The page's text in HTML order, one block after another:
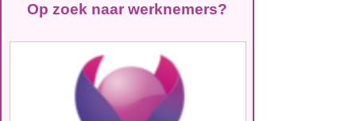
Op zoek naar werknemers?